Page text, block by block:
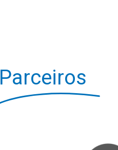
Parceiros